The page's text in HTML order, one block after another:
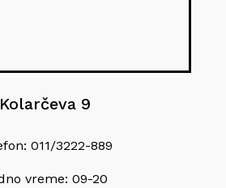
Kolarčeva 9
011/3222-889
vreme: 09-20